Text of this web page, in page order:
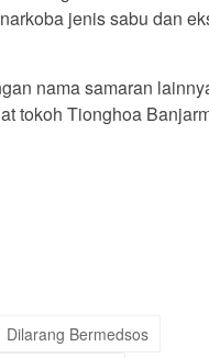
jenis sabu dan
nama samaran
tokoh Tionghoa
Dilarang Bermedsos